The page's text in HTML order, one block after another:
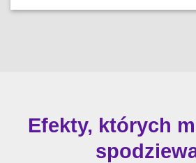
Efekty, których